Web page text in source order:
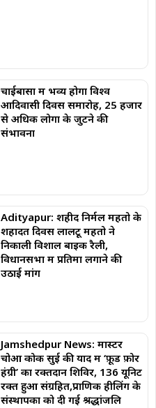
चाईबासा में भव्य होगा विश्व
आदिवासी दिवस समारोह, 25 हजार
से अधिक लोगों के जुटने की
संभावना
Adityapur: शहीद निर्मल महतो के
शहादत दिवस लालटू महतो ने
निकाली विशाल बाइक रैली,
विधानसभा में प्रतिमा लगाने की
उठाई मांग
Jamshedpur News: मास्टर
चोआ कोक सुई की याद में ‘फ़ूड फ़ोर
हंग्री’ का रक्तदान शिविर, 136 यूनिट
रक्त हुआ संग्रहित,प्राणिक हीलिंग के
संस्थापकों को दी गई श्रद्धांजलि